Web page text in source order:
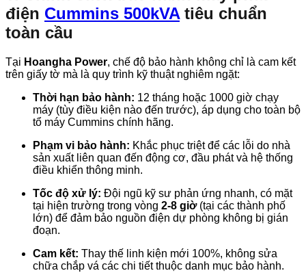
điện Cummins 500kVAtiêu chuẩn
toàn cầu
Tại Hoangha Power, chế độ bảo hành không chỉ là cam kết
trên giấy tờ mà là quy trình kỹ thuật nghiêm ngặt:
Thời hạn bảo hành: 12 tháng hoặc 1000 giờ chạy
máy (tùy điều kiện nào đến trước), áp dụng cho toàn bộ
tổ máy Cummins chính hãng.
Phạm vi bảo hành: Khắc phục triệt để các lỗi do nhà
sản xuất liên quan đến động cơ, đầu phát và hệ thống
điều khiển thông minh.
Tốc độ xử lý: Đội ngũ kỹ sư phản ứng nhanh, có mặt
tại hiện trường trong vòng 2-8 giờ(tại các thành phố
lớn) để đảm bảo nguồn điện dự phòng không bị gián
đoạn.
Cam kết: Thay thế linh kiện mới 100%, không sửa
chữa chắp vá các chi tiết thuộc danh mục bảo hành.